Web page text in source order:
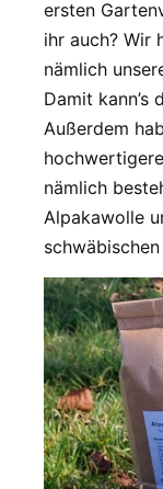
ersten
ihr auch? Wir
nämlich
Damit kann’s
Außerdem
nämlich
Alpakawolle